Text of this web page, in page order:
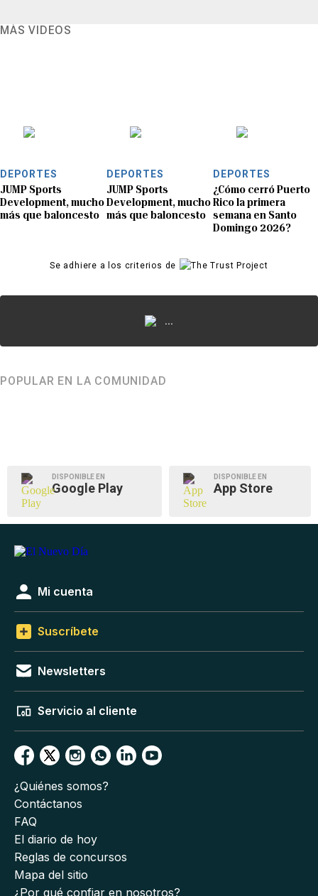
MÁS VIDEOS
DEPORTES
JUMP Sports
Development, mucho
más que baloncesto
DEPORTES
JUMP Sports
Development, mucho
más que baloncesto
DEPORTES
¿Cómo cerró Puerto
Rico la primera
semana en Santo
Domingo 2026?
Se adhiere a los criterios de
...
POPULAR EN LA COMUNIDAD
DISPONIBLE EN
Google Play
DISPONIBLE EN
App Store
Mi cuenta
Suscríbete
Newsletters
Servicio al cliente
¿Quiénes somos?
Contáctanos
FAQ
El diario de hoy
Reglas de concursos
Mapa del sitio
¿Por qué confiar en nosotros?